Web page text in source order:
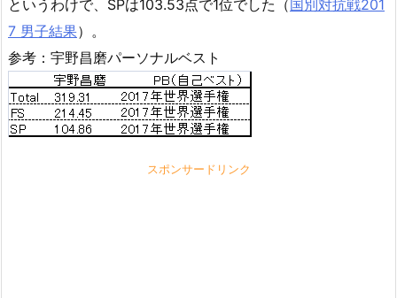
というわけで、SPは103.53点で1位でした（国別対抗戦201
7 男子結果）。
参考：宇野昌磨パーソナルベスト
スポンサードリンク